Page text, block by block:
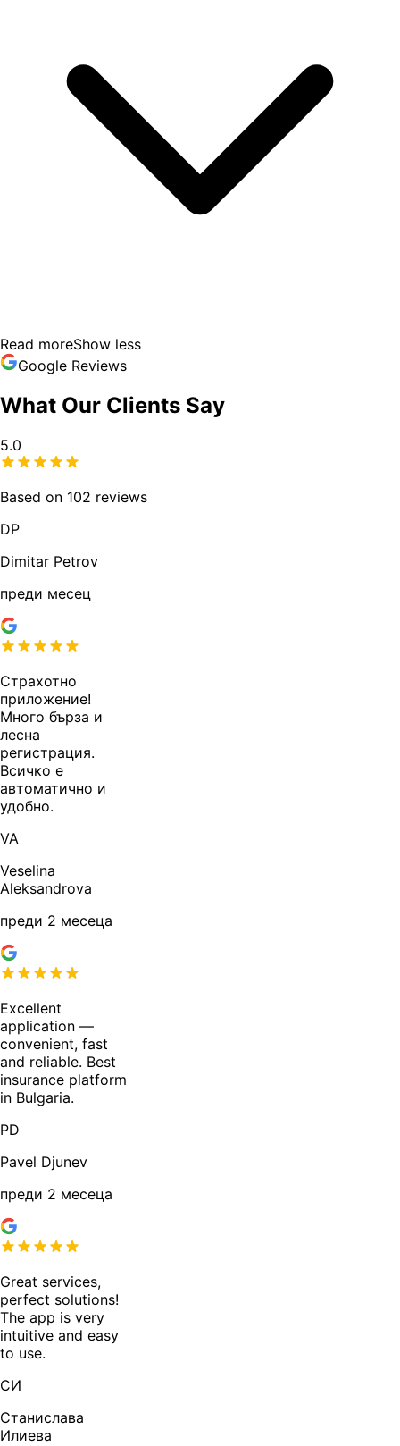
Read moreShow less
Google Reviews
What Our Clients Say
5.0
Based on 102 reviews
DP
Dimitar Petrov
преди месец
Страхотно
приложение!
Много бърза и
лесна
регистрация.
Всичко е
автоматично и
удобно.
VA
Veselina
Aleksandrova
преди 2 месеца
Excellent
application —
convenient, fast
and reliable. Best
insurance platform
in Bulgaria.
PD
Pavel Djunev
преди 2 месеца
Great services,
perfect solutions!
The app is very
intuitive and easy
to use.
СИ
Станислава
Илиева